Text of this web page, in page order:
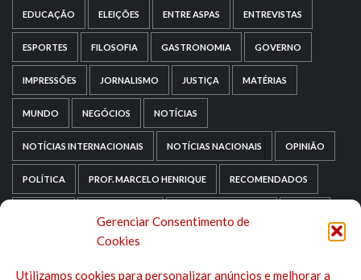
Gerenciar Consentimento de
Cookies
Utilizamos cookies para personalizar anúncios e melhorar a
EDUCAÇÃO ELEIÇÕES ENTRE ASPAS ENTREVISTAS
ESPORTES FILOSOFIA GASTRONOMIA GOVERNO
IMPRESSÕES JORNALISMO JUSTIÇA MATÉRIAS
MUNDO NEGÓCIOS NOTÍCIAS
NOTÍCIAS INTERNACIONAIS NOTÍCIAS NACIONAIS OPINIÃO
POLÍTICA PROF. MARCELO HENRIQUE RECOMENDADOS
SEM CATEGORIA